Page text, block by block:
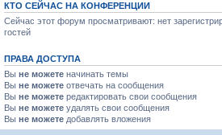
КТО СЕЙЧАС НА КОНФЕРЕНЦИИ
Сейчас этот форум просматривают: нет
гостей
ПРАВА ДОСТУПА
Вы не можете начинать темы
Вы не можете отвечать на сообщения
Вы не можете редактировать свои сообщения
Вы не можете удалять свои сообщения
Вы не можете добавлять вложения